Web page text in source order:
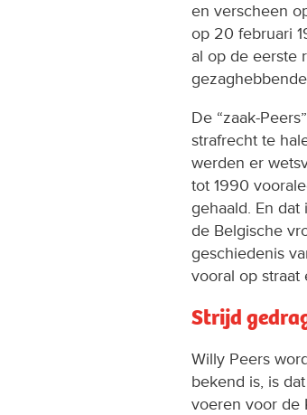
en verscheen
op 20 februari
al op de eerste
De “zaak-
strafrecht te
werden er
tot 1990
gehaald. En
de Belgische
geschiedenis
vooral op straat
Strijd
Willy Peers
bekend is, is
voeren voor de